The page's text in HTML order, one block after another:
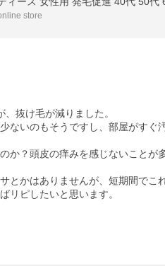
store
抜け毛が減りました。
ないのもそうですし、部屋がすぐ
か？頭皮の痒みを感じないことが
とかはありませんが、短期間でこ
リピしたいと思います。